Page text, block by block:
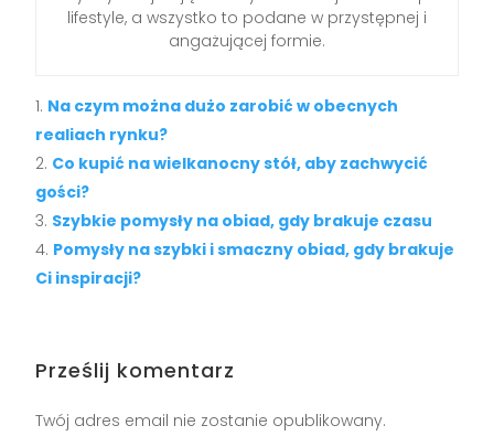
lifestyle, a wszystko to podane w przystępnej i
angażującej formie.
Na czym można dużo zarobić w obecnych
realiach rynku?
Co kupić na wielkanocny stół, aby zachwycić
gości?
Szybkie pomysły na obiad, gdy brakuje czasu
Pomysły na szybki i smaczny obiad, gdy brakuje
Ci inspiracji?
Prześlij komentarz
Twój adres email nie zostanie opublikowany.